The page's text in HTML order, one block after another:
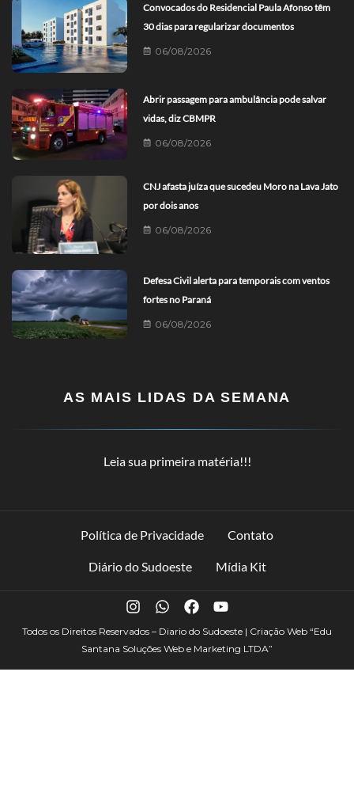
Convocados do Residencial Paula Afonso têm
30 dias para regularizar documentos
06/08/2026
Abrir passagem para ambulância pode salvar
vidas, diz CBMPR
06/08/2026
CNJ afasta juíza que sucedeu Moro na Lava Jato
por dois anos
06/08/2026
Defesa Civil alerta para temporais com ventos
fortes no Paraná
06/08/2026
AS MAIS LIDAS DA SEMANA
Leia sua primeira matéria!!!
Política de Privacidade Contato
Diário do Sudoeste Mídia Kit
Todos os Direitos Reservados – Diario do Sudoeste | Criação Web “Edu
Santana Soluções Web e Marketing LTDA”